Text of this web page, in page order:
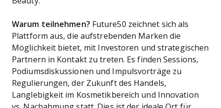
Warum teilnehmen? Future50 zeichnet sich als
Plattform aus, die aufstrebenden Marken die
Möglichkeit bietet, mit Investoren und strategischen
Partnern in Kontakt zu treten. Es finden Sessions,
Podiumsdiskussionen und Impulsvorträge zu
Regulierungen, der Zukunft des Handels,
Langlebigkeit im Kosmetikbereich und Innovation